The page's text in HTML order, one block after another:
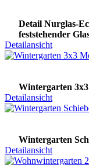
Detail Nurglas-
feststehender
Detailansicht
Wintergarten
Detailansicht
Wintergarten
Detailansicht